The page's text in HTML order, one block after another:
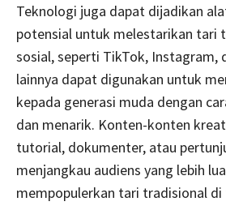
Teknologi juga dapat dijadikan
potensial untuk melestarikan tari
sosial, seperti TikTok,
lainnya dapat digunakan untuk
kepada generasi muda dengan
dan menarik. Konten-konten
tutorial, dokumenter, atau
menjangkau audiens yang lebih
mempopulerkan tari tradisional